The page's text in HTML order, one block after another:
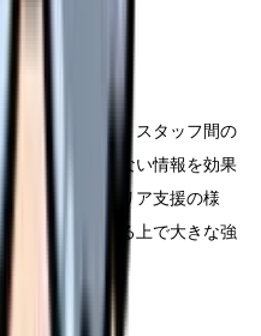
際の業務内容、スタッフ間の
では伝えきれない情報を効果
人教育やキャリア支援の様
の実態を伝える上で大きな強